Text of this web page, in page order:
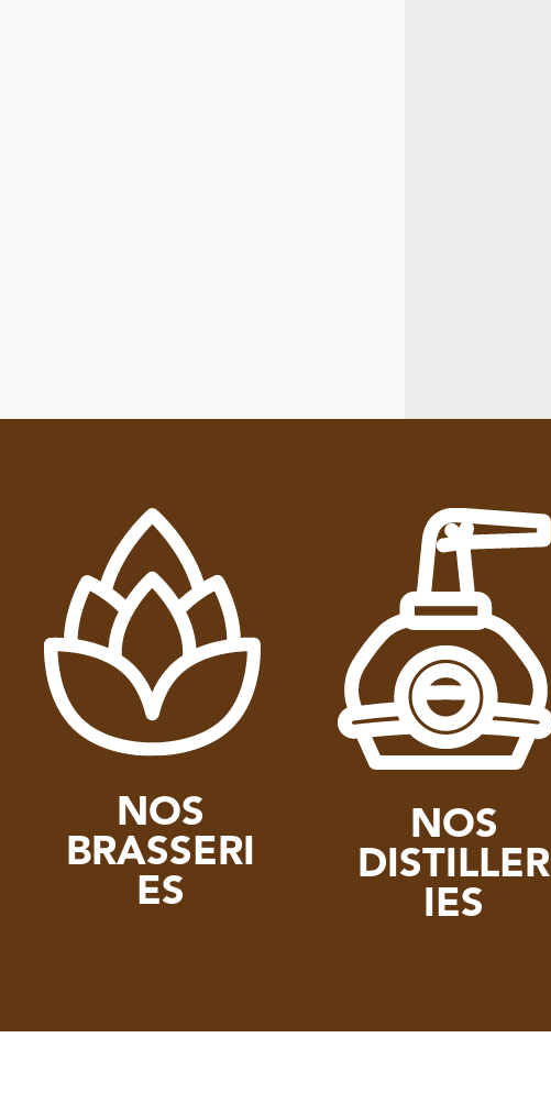
NOS
BRASSERI
ES
NOS
DISTILLER
IES